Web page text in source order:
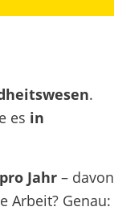
.
es in
Jahr– davon
Arbeit? Genau: